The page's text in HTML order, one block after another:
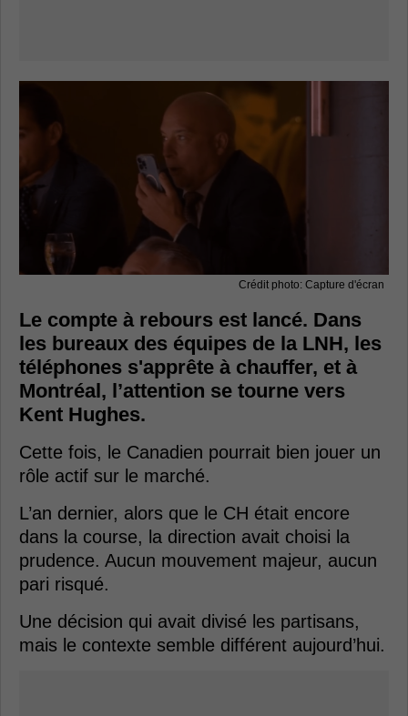
Crédit photo: Capture d'écran
Le compte à rebours est lancé. Dans
les bureaux des équipes de la LNH, les
téléphones s'apprête à chauffer, et à
Montréal, l’attention se tourne vers
Kent Hughes.
Cette fois, le Canadien pourrait bien jouer un
rôle actif sur le marché.
L’an dernier, alors que le CH était encore
dans la course, la direction avait choisi la
prudence. Aucun mouvement majeur, aucun
pari risqué.
Une décision qui avait divisé les partisans,
mais le contexte semble différent aujourd’hui.